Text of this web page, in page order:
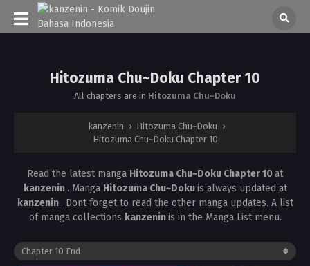
Hitozuma Chu~Doku Chapter 10
All chapters are in Hitozuma Chu~Doku
kanzenin › Hitozuma Chu~Doku ›
Hitozuma Chu~Doku Chapter 10
Read the latest manga Hitozuma Chu~Doku Chapter 10at
kanzenin . Manga Hitozuma Chu~Dokuis always updated at
kanzenin . Dont forget to read the other manga updates. A list
of manga collections kanzeninis in the Manga List menu.